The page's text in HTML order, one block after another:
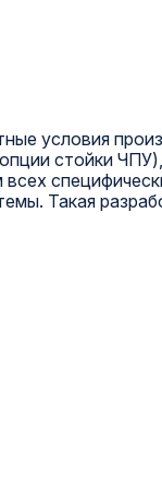
условия
стойки
Такая